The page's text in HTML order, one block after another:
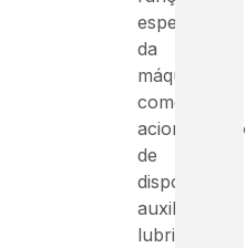
específicas
da
máquina,
como
acionamento
de
dispositivos
auxiliares,
lubrificação,